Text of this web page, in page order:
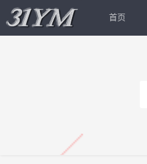
首页